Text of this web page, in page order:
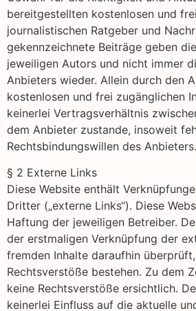
bereitgestellten kostenlosen und
journalistischen Ratgeber und
gekennzeichnete Beiträge geben
jeweiligen Autors und nicht immer
Anbieters wieder. Allein durch den
kostenlosen und frei zugänglichen
keinerlei Vertragsverhältnis
dem Anbieter zustande, insoweit
Rechtsbindungswillen des Anbieters.
§ 2 Externe Links
Diese Website enthält
Dritter („externe Links“). Diese
Haftung der jeweiligen Betreiber.
der erstmaligen Verknüpfung der
fremden Inhalte daraufhin
Rechtsverstöße bestehen. Zu dem
keine Rechtsverstöße ersichtlich.
keinerlei Einfluss auf die aktuelle